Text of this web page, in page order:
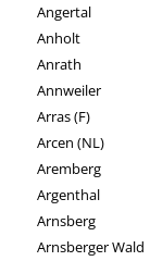
Angertal
Anholt
Anrath
Annweiler
Arras (F)
Arcen (NL)
Aremberg
Argenthal
Arnsberg
Arnsberger Wald